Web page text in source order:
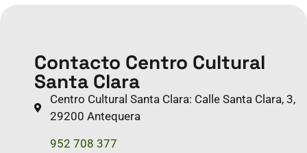
Contacto Centro Cultural
Santa Clara
Centro Cultural Santa Clara: Calle Santa Clara, 3,
29200 Antequera
952 708 377